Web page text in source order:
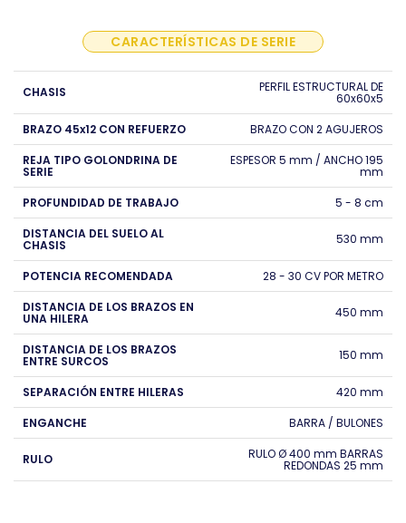
CARACTERÍSTICAS DE SERIE
CHASIS PERFIL ESTRUCTURAL DE
60x60x5
BRAZO 45x12 CON REFUERZO
BRAZO CON 2 AGUJEROS
REJA TIPO GOLONDRINA DE
SERIE
ESPESOR 5 mm / ANCHO 195
mm
PROFUNDIDAD DE TRABAJO
5 - 8 cm
DISTANCIA DEL SUELO AL
CHASIS 530 mm
POTENCIA RECOMENDADA
28 - 30 CV POR METRO
DISTANCIA DE LOS BRAZOS EN
UNA HILERA 450 mm
DISTANCIA DE LOS BRAZOS
ENTRE SURCOS 150 mm
SEPARACIÓN ENTRE HILERAS
420 mm
ENGANCHE
BARRA / BULONES
RULO RULO Ø 400 mm BARRAS
REDONDAS 25 mm